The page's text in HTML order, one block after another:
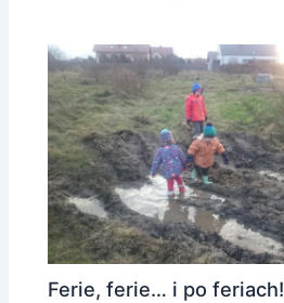
Ferie, ferie… i po feriach!